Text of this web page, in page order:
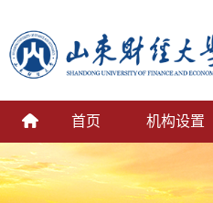
首页 机构设置